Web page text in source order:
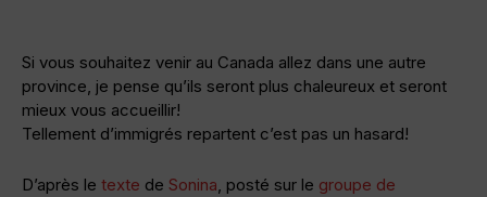
Si vous souhaitez venir au Canada allez dans une autre
province, je pense qu’ils seront plus chaleureux et seront
mieux vous accueillir!
Tellement d’immigrés repartent c’est pas un hasard!
D’après le texte de Sonina, posté sur le groupe de